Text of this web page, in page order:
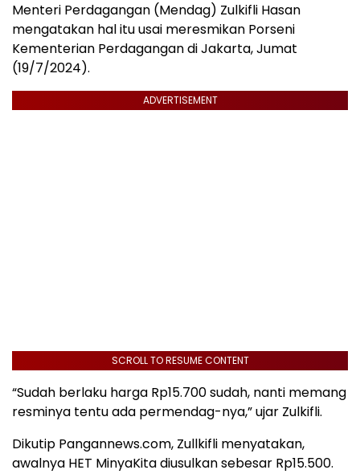
Menteri Perdagangan (Mendag) Zulkifli Hasan
mengatakan hal itu usai meresmikan Porseni
Kementerian Perdagangan di Jakarta, Jumat
(19/7/2024).
ADVERTISEMENT
SCROLL TO RESUME CONTENT
“Sudah berlaku harga Rp15.700 sudah, nanti memang
resminya tentu ada permendag-nya,” ujar Zulkifli.
Dikutip Pangannews.com, Zullkifli menyatakan,
awalnya HET MinyaKita diusulkan sebesar Rp15.500.